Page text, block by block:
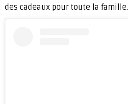
des cadeaux pour toute la famille.